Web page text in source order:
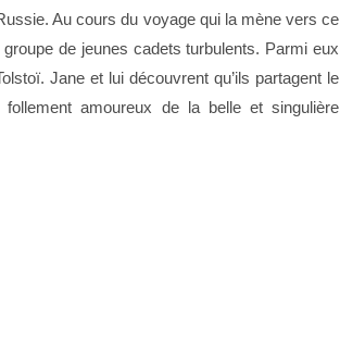
Au cours du voyage qui la mène vers ce
de jeunes cadets turbulents. Parmi eux
Jane et lui découvrent qu’ils partagent le
amoureux de la belle et singulière